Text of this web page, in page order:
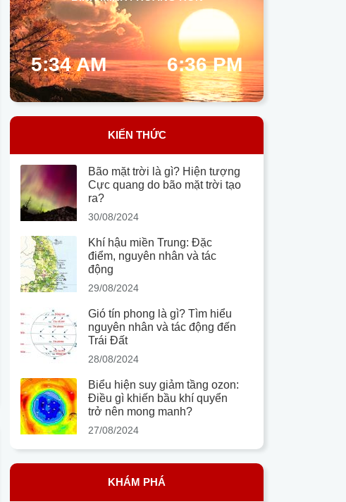
5:34 AM 6:36 PM
KIẾN THỨC
Bão mặt trời là gì? Hiện tượng
Cực quang do bão mặt trời tạo
ra?
30/08/2024
Khí hậu miền Trung: Đặc
điểm, nguyên nhân và tác
động
29/08/2024
Gió tín phong là gì? Tìm hiểu
nguyên nhân và tác động đến
Trái Đất
28/08/2024
Biểu hiện suy giảm tầng ozon:
Điều gì khiến bầu khí quyển
trở nên mong manh?
27/08/2024
KHÁM PHÁ